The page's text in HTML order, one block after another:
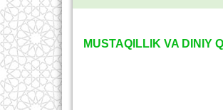
MUSTAQILLIK VA DINIY